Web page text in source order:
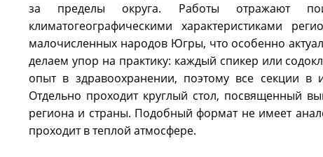
за пределы округа. Работы отражают
климатогеографическими характеристиками
малочисленных народов Югры, что особенно
делаем упор на практику: каждый спикер или
опыт в здравоохранении, поэтому все секции в
Отдельно проходит круглый стол, посвященный
региона и страны. Подобный формат не имеет
проходит в теплой атмосфере.